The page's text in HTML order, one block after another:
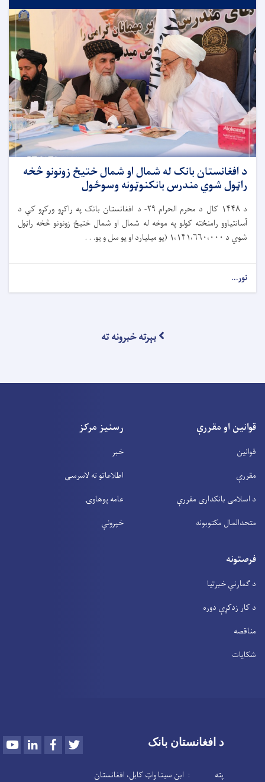
د افغانستان بانک له شمال او شمال ختیځ زونونو څخه
راټول شوي مندرس بانکنوټونه وسوځول
د۱۴۴۸ کال د محرم الحرام ۲۹- د افغانستان بانک په راکړو ورکړو کې د
آسانتیاوو رامنځته کولو په موخه له شمال او شمال ختیځ زونونو څخه راټول
شوي د ۱،۱۴۱،۶۶۰،۰۰۰ ( یو میلیارد او یو سل و یو. . .
نور...
بېرته خبرونه ته
قوانین او مقررې
قوانین
مقررې
د اسلامی بانکداری مقررې
متحدالمال مکتوبونه
رسنیز مرکز
خبر
اطلاعاتو ته لاسرسی
عامه پوهاوۍ
خپرونې
فرصتونه
د ګمارنې خبرتیا
د کار زدکړې دوره
مناقصه
شکایات
د افغانستان بانک YoutubeLinkedInFacebook
پته : ابن سینا واټ کابل، افغانستان